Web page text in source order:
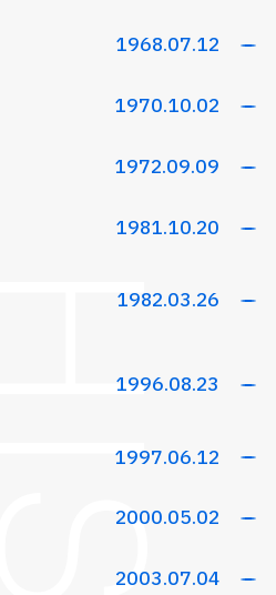
1968.07.12
1970.10.02
1972.09.09
1981.10.20
1982.03.26
1996.08.23
1997.06.12
2000.05.02
2003.07.04